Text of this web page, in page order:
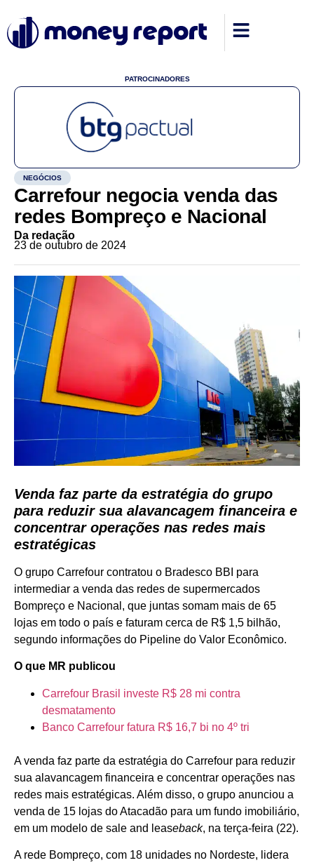
PATROCINADORES
NEGÓCIOS
Carrefour negocia venda das
redes Bompreço e Nacional
Da redação
23 de outubro de 2024
Venda faz parte da estratégia do grupo
para reduzir sua alavancagem financeira e
concentrar operações nas redes mais
estratégicas
O grupo Carrefour contratou o Bradesco BBI para
intermediar a venda das redes de supermercados
Bompreço e Nacional, que juntas somam mais de 65
lojas em todo o país e faturam cerca de R$ 1,5 bilhão,
segundo informações do Pipeline do Valor Econômico.
O que MR publicou
Carrefour Brasil investe R$ 28 mi contra
desmatamento
Banco Carrefour fatura R$ 16,7 bi no 4º tri
A venda faz parte da estratégia do Carrefour para reduzir
sua alavancagem financeira e concentrar operações nas
redes mais estratégicas. Além disso, o grupo anunciou a
venda de 15 lojas do Atacadão para um fundo imobiliário,
em um modelo de sale and leaseback, na terça-feira (22).
A rede Bompreço, com 18 unidades no Nordeste, lidera